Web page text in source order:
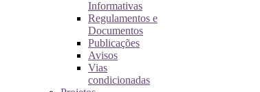
Informativas
Regulamentos e
Documentos
Publicações
Avisos
Vias
condicionadas